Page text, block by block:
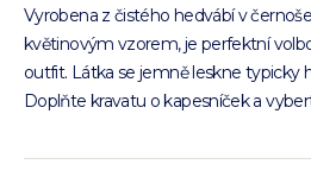
Vyrobena z čistého hedvábí v
květinovým vzorem, je perfektní
outfit. Látka se jemně leskne typicky
Doplňte kravatu o kapesníček a